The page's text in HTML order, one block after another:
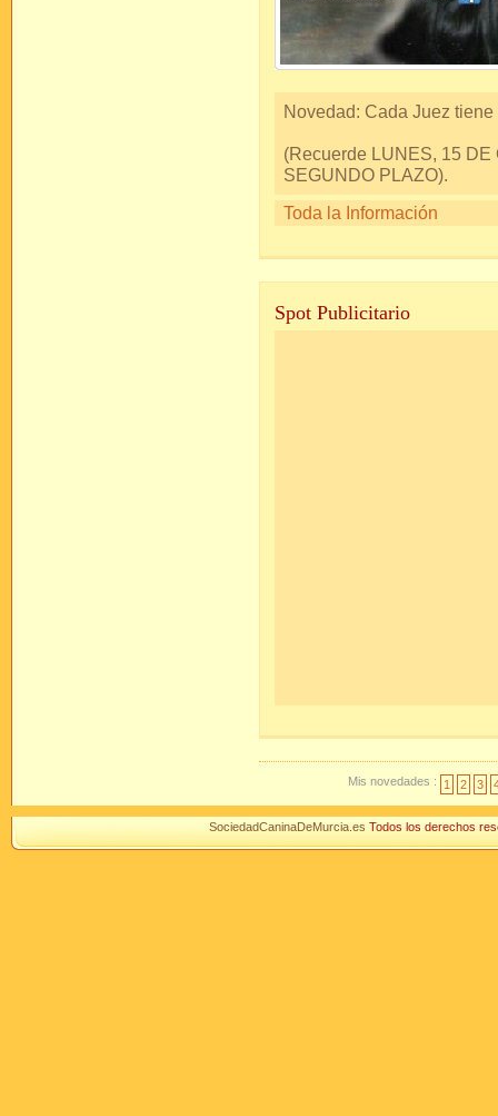
Novedad: Cada Juez
(Recuerde LUNES, 15
SEGUNDO PLAZO).
Toda la Información
Spot Publicitario
Mis novedades : 1 2 3
SociedadCaninaDeMurcia.es Todos los derechos